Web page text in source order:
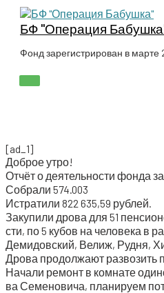
Перейти
содержимому
БФ "Операция
Фонд зарегистрирован в марте
ГЛАВНОЕ
[ad_1]
Доб­рое утро!
Отчёт о дея­тель­но­сти фон­да
Собра­ли 574.003
Истра­ти­ли 822 635,59 рублей.
Заку­пи­ли дро­ва для 51
сти, по 5 кубов на чело­ве­ка в
Деми­дов­ский, Велиж, Руд­ня,
Дро­ва про­дол­жа­ют раз­во­зить
Нача­ли ремонт в ком­на­те
ва Семе­но­ви­ча, пла­ни­ру­ем